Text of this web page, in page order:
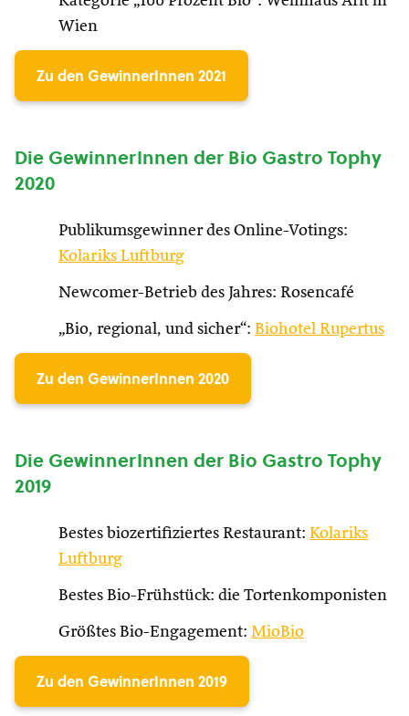
Wien
Zu den GewinnerInnen 2021
Die GewinnerInnen der Bio Gastro Tophy
2020
Publikumsgewinner des Online-Votings:
Kolariks Luftburg
Newcomer-Betrieb des Jahres: Rosencafé
„Bio, regional, und sicher“: Biohotel Rupertus
Zu den GewinnerInnen 2020
Die GewinnerInnen der Bio Gastro Tophy
2019
Bestes biozertifiziertes Restaurant: Kolariks
Luftburg
Bestes Bio-Frühstück: die Tortenkomponisten
Größtes Bio-Engagement: MioBio
Zu den GewinnerInnen 2019